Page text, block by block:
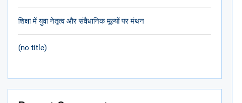
शिक्षा में युवा नेतृत्व और संवैधानिक मूल्यों पर मंथन
(no title)